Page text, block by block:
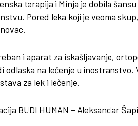
terapija i Minja je dobila
Pored leka koji je veoma
i aparat za iskašljavanje,
odlaska na lečenje u inostranstvo.
za lek i lečenje.
BUDI HUMAN – Aleksandar